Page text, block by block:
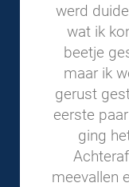
werd
wat ik
beetje
maar ik
gerust
eerste
ging
meevallen